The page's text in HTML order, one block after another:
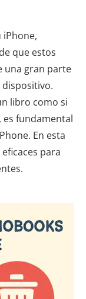
que estos
una gran parte
libro como si
, es fundamental
En esta
para